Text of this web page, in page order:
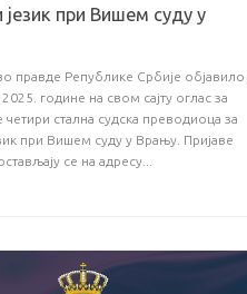
језик при Вишем суду у
правде Републике Србије објавило
године на свом сајту оглас за
стална судска преводиоца за
при Вишем суду у Врању. Пријаве
се на адресу...